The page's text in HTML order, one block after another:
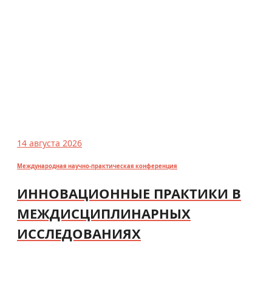
14 августа 2026
Международная научно-практическая конференция
ИННОВАЦИОННЫЕ ПРАКТИКИ В
МЕЖДИСЦИПЛИНАРНЫХ
ИССЛЕДОВАНИЯХ